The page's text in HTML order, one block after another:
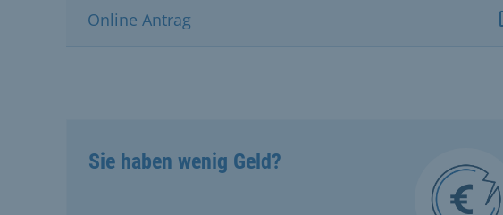
Online Antrag
Sie haben wenig Geld?